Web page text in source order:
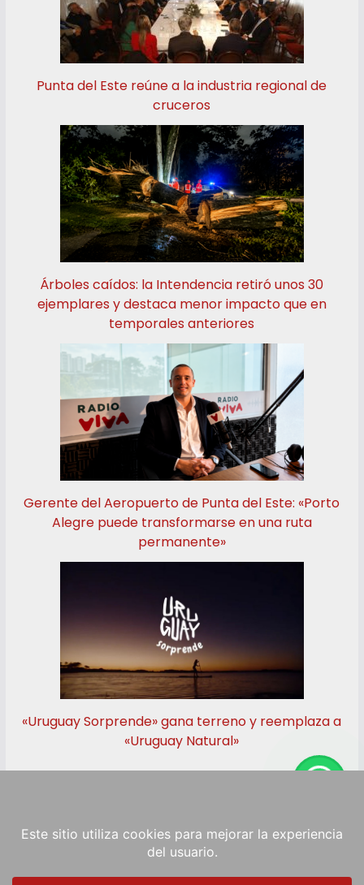
Punta del Este reúne a la industria regional de
cruceros
Árboles caídos: la Intendencia retiró unos 30
ejemplares y destaca menor impacto que en
temporales anteriores
Gerente del Aeropuerto de Punta del Este: «Porto
Alegre puede transformarse en una ruta
permanente»
«Uruguay Sorprende» gana terreno y reemplaza a
«Uruguay Natural»